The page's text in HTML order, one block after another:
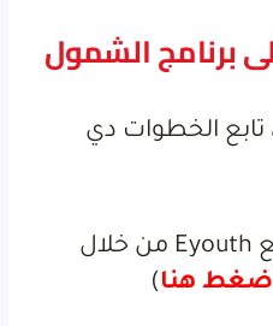
برنامج الشمول
الخطوات دي
ادخل على موقع Eyouth من خلال
هنا)